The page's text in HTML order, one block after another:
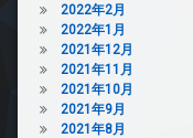
2022年2月
2022年1月
2021年12月
2021年11月
2021年10月
2021年9月
2021年8月